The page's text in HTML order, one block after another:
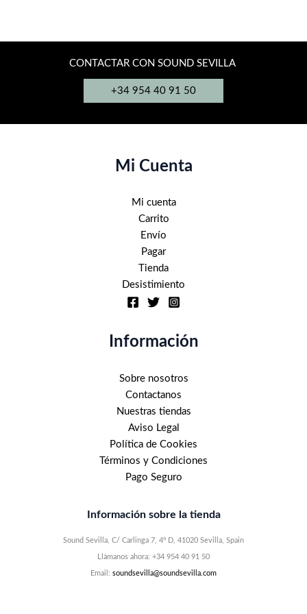
opciones
se
elegir
en
la
producto
variantes.
elegir
CONTACTAR CON SOUND SEVILLA
+34 954 40 91 50
Mi Cuenta
Mi cuenta
Carrito
Envío
Pagar
Tienda
Desistimiento
Información
Sobre nosotros
Contactanos
Nuestras tiendas
Aviso Legal
Política de Cookies
Términos y Condiciones
Pago Seguro
Información sobre la tienda
Sound Sevilla, C/ Carlinga 7, 4º D, 41020 Sevilla, Spain
Llámanos ahora: +34 954 40 91 50
Email: soundsevilla@soundsevilla.com